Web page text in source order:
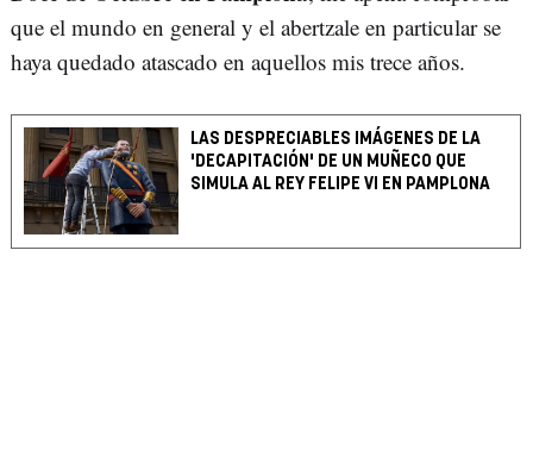
que el mundo en general y el abertzale en particular se
haya quedado atascado en aquellos mis trece años.
LAS DESPRECIABLES IMÁGENES DE LA
'DECAPITACIÓN' DE UN MUÑECO QUE
SIMULA AL REY FELIPE VI EN PAMPLONA